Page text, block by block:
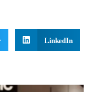
LinkedIn